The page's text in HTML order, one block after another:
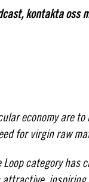
kontakta oss
economy are
for virgin raw
Loop category
attractive,